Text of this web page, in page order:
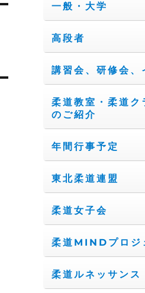
一般・大学
高段者
講習会、研修会、
柔道教室・柔道ク
のご紹介
年間行事予定
東北柔道連盟
柔道女子会
柔道MINDプロジ
柔道ルネッサンス